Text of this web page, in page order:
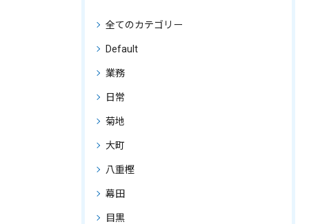
全てのカテゴリー
Default
業務
日常
菊地
大町
八重樫
幕田
目黒